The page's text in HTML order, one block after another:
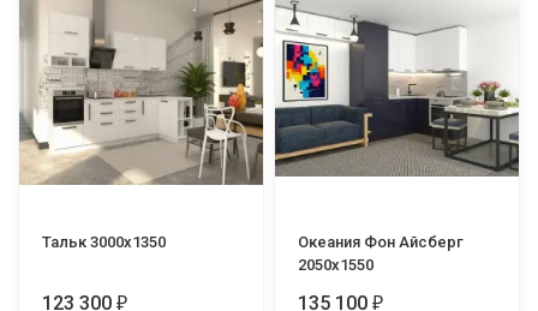
Тальк 3000х1350
123 300₽
Океания Фон Айсберг
2050х1550
135 100₽